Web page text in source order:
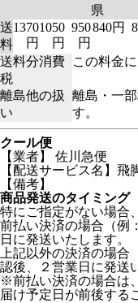
県
送
料
1370
円
1050
円
950
円
840円
送料分消費
税
この料金
離島他の扱
い
離島・一
す。
クール便
【業者】 佐川急便
【配送サービス名】飛
【備考】
商品発送のタイミング
特にご指定がない場合、
前払い決済の場合（
日に発送いたします。
上記以外の決済の場
認後、２営業日に発送
※前払い決済の場合は
届け予定日が前後する